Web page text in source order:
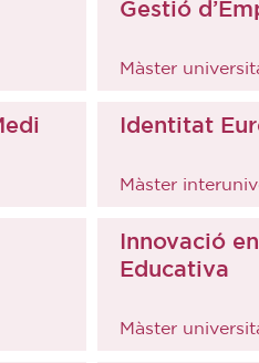
Gestió
Màster
Identitat
Màster
Innovació
Educativa
Màster